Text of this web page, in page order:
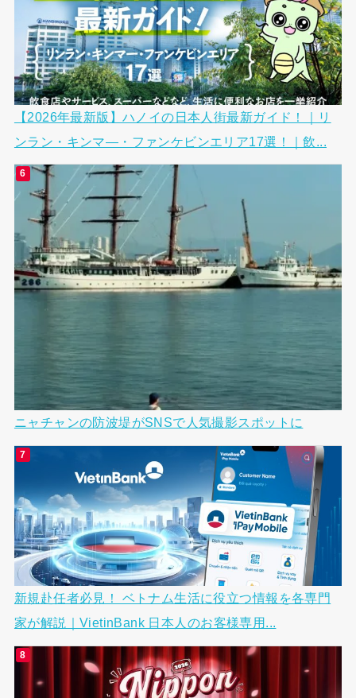
【2026年最新版】ハノイの日本人街最新ガイド！｜リ
ンラン・キンマ―・ファンケビンエリア17選！｜飲...
ニャチャンの防波堤がSNSで人気撮影スポットに
新規赴任者必見！ ベトナム生活に役立つ情報を各専門
家が解説｜VietinBank 日本人のお客様専用...